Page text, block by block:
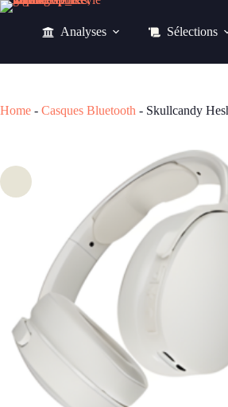
Passer
Analyses Sélections
Home - Casques Bluetooth - Skullcandy